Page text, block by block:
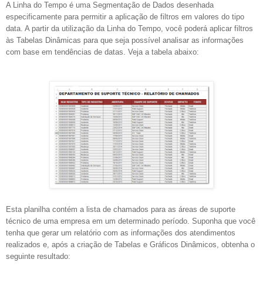
A Linha do Tempo é uma Segmentação de Dados desenhada
especificamente para permitir a aplicação de filtros em valores do tipo
data. A partir da utilização da Linha do Tempo, você poderá aplicar filtros
às Tabelas Dinâmicas para que seja possível analisar as informações
com base em tendências de datas. Veja a tabela abaixo:
Esta planilha contém a lista de chamados para as áreas de suporte
técnico de uma empresa em um determinado período. Suponha que você
tenha que gerar um relatório com as informações dos atendimentos
realizados e, após a criação de Tabelas e Gráficos Dinâmicos, obtenha o
seguinte resultado: